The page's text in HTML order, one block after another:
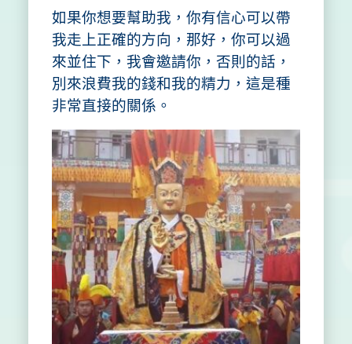
如果你想要幫助我，你有信心可以帶
我走上正確的方向，那好，你可以過
來並住下，我會邀請你，否則的話，
別來浪費我的錢和我的精力，這是種
非常直接的關係。